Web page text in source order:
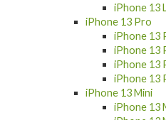
iPhone 13
iPhone 13 Pro
iPhone 13
iPhone 13
iPhone 13
iPhone 13
iPhone 13 Mini
iPhone 13